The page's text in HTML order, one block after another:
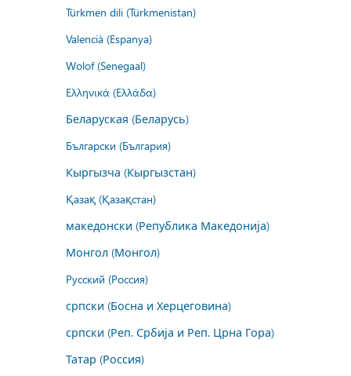
Türkmen dili (Türkmenistan)
Valencià (Espanya)
Wolof (Senegaal)
Ελληνικά (Ελλάδα)
Беларуская (Беларусь)
Български (България)
Кыргызча (Кыргызстан)
Қазақ (Қазақстан)
македонски (Република Македонија)
Монгол (Монгол)
Русский (Россия)
српски (Босна и Херцеговина)
српски (Реп. Србија и Реп. Црна Гора)
Татар (Россия)